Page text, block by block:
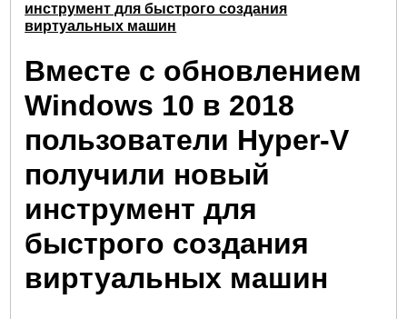
инструмент для быстрого создания
виртуальных машин
Вместе с обновлением
Windows 10 в 2018
пользователи Hyper-V
получили новый
инструмент для
быстрого создания
виртуальных машин